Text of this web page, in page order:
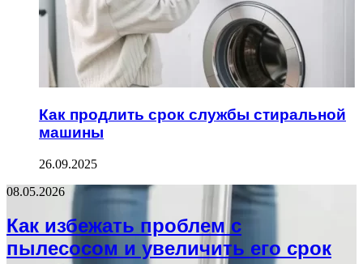
Как продлить срок службы стиральной
машины
26.09.2025
08.05.2026
Как избежать проблем с
пылесосом и увеличить его срок